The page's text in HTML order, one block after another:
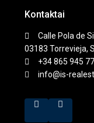
Kontaktai
Calle Pola de
03183 Torrevieja,
+34 865 945
info@is-